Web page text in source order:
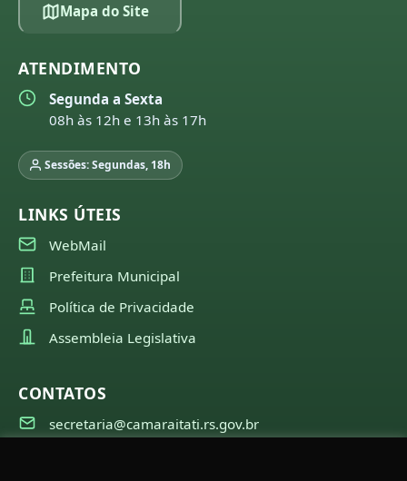
Mapa do Site
ATENDIMENTO
Segunda a Sexta
08h às 12h e 13h às 17h
Sessões: Segundas, 18h
LINKS ÚTEIS
WebMail
Prefeitura Municipal
Política de Privacidade
Assembleia Legislativa
CONTATOS
secretaria@camaraitati.rs.gov.br